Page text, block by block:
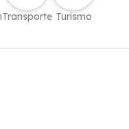
Transporte Turismo